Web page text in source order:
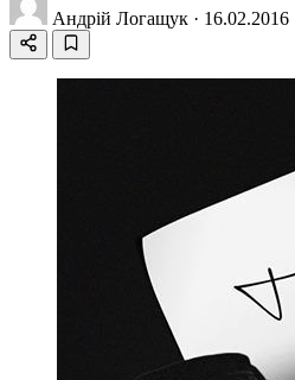
Андрій Логащук · 16.02.2016